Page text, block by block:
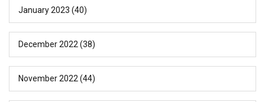
January 2023 (40)
December 2022 (38)
November 2022 (44)